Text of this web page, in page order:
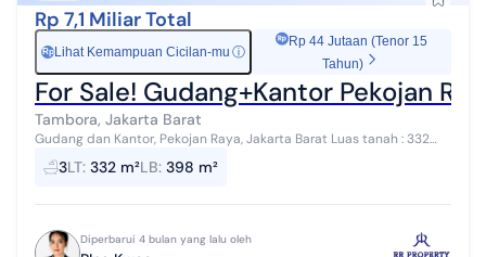
Rp 7,1 Miliar Total
Rp Lihat Kemampuan Cicilan-mu ⓘ
Rp 44 Jutaan (Tenor 15
Tahun)
For Sale! Gudang+Kantor Pekojan
Tambora, Jakarta Barat
Gudang dan Kantor, Pekojan Raya, Jakarta Barat Luas tanah : 332
m2 (7,6x43) Luas Bangunan : 398 m2 Sertifikat : SHM, IMB lengkap
Unfurnished (akan ...
3LT: 332 m²LB: 398 m²
Diperbarui 4 bulan yang lalu oleh